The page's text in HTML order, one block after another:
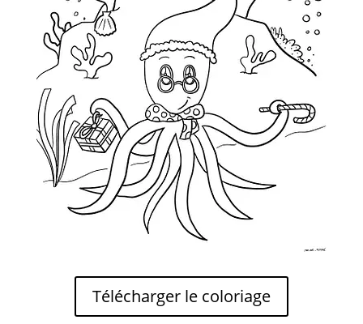
Télécharger le coloriage